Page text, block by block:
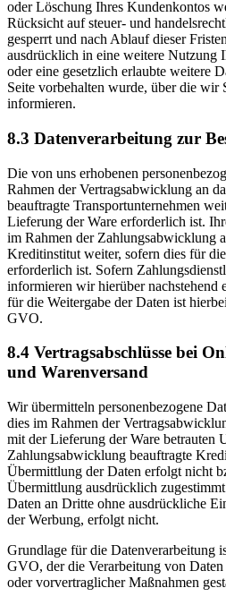
oder Löschung Ihres Kundenkontos
Rücksicht auf steuer- und
gesperrt und nach Ablauf dieser
ausdrücklich in eine weitere Nutzung
oder eine gesetzlich erlaubte weitere
Seite vorbehalten wurde, über die wir
informieren.
8.3 Datenverarbeitung zur
Die von uns erhobenen
Rahmen der Vertragsabwicklung an
beauftragte Transportunternehmen
Lieferung der Ware erforderlich ist.
im Rahmen der Zahlungsabwicklung
Kreditinstitut weiter, sofern dies für
erforderlich ist. Sofern
informieren wir hierüber nachstehend
für die Weitergabe der Daten ist
GVO.
8.4 Vertragsabschlüsse bei
und Warenversand
Wir übermitteln personenbezogene
dies im Rahmen der
mit der Lieferung der Ware betrauten
Zahlungsabwicklung beauftragte
Übermittlung der Daten erfolgt nicht
Übermittlung ausdrücklich
Daten an Dritte ohne ausdrückliche
der Werbung, erfolgt nicht.
Grundlage für die Datenverarbeitung
GVO, der die Verarbeitung von
oder vorvertraglicher Maßnahmen